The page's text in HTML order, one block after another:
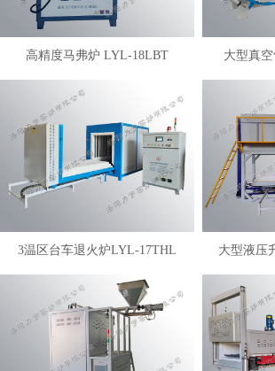
高精度马弗炉 LYL-18LBT 大型真
3温区台车退火炉LYL-17THL 大型液压